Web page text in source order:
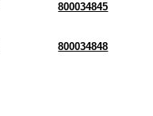
800034845
800034848